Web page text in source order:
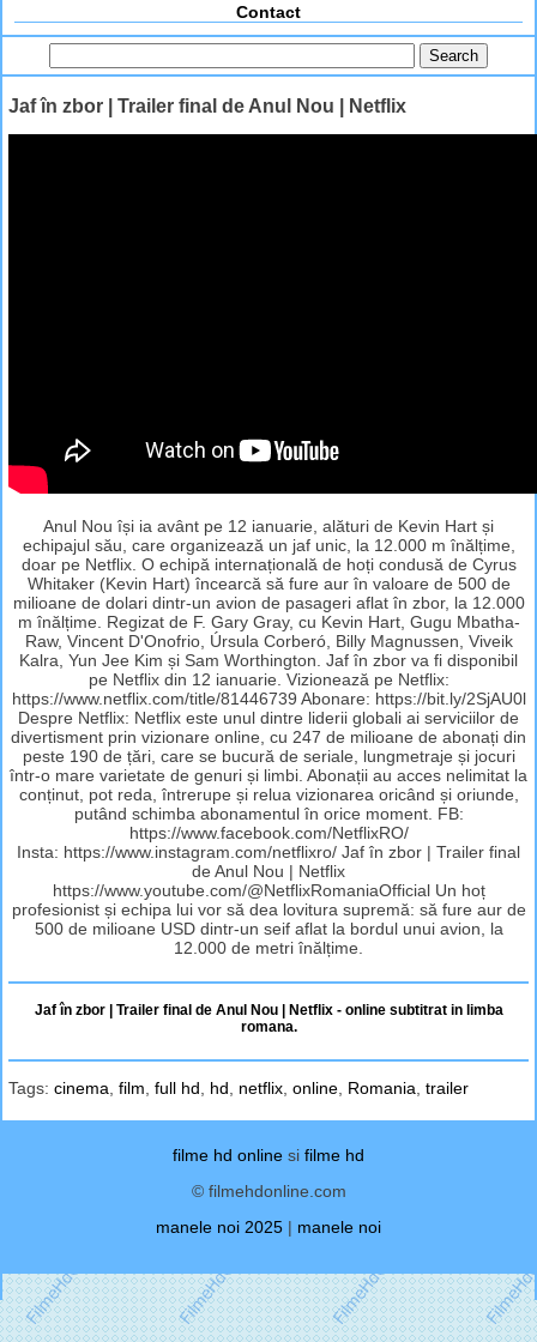
Contact
Jaf în zbor | Trailer final de Anul Nou | Netflix
Anul Nou își ia avânt pe 12 ianuarie, alături de Kevin Hart și
echipajul său, care organizează un jaf unic, la 12.000 m înălțime,
doar pe Netflix. O echipă internațională de hoți condusă de Cyrus
Whitaker (Kevin Hart) încearcă să fure aur în valoare de 500 de
milioane de dolari dintr-un avion de pasageri aflat în zbor, la 12.000
m înălțime. Regizat de F. Gary Gray, cu Kevin Hart, Gugu Mbatha-
Raw, Vincent D'Onofrio, Úrsula Corberó, Billy Magnussen, Viveik
Kalra, Yun Jee Kim și Sam Worthington. Jaf în zbor va fi disponibil
pe Netflix din 12 ianuarie. Vizionează pe Netflix:
https://www.netflix.com/title/81446739 Abonare: https://bit.ly/2SjAU0l
Despre Netflix: Netflix este unul dintre liderii globali ai serviciilor de
divertisment prin vizionare online, cu 247 de milioane de abonați din
peste 190 de țări, care se bucură de seriale, lungmetraje și jocuri
într-o mare varietate de genuri și limbi. Abonații au acces nelimitat la
conținut, pot reda, întrerupe și relua vizionarea oricând și oriunde,
putând schimba abonamentul în orice moment. FB:
https://www.facebook.com/NetflixRO/
Insta: https://www.instagram.com/netflixro/ Jaf în zbor | Trailer final
de Anul Nou | Netflix
https://www.youtube.com/@NetflixRomaniaOfficial Un hoț
profesionist și echipa lui vor să dea lovitura supremă: să fure aur de
500 de milioane USD dintr-un seif aflat la bordul unui avion, la
12.000 de metri înălțime.
Jaf în zbor | Trailer final de Anul Nou | Netflix - online subtitrat in limba
romana.
Tags: cinema film full hd hd netflix online Romania trailer
filme hd online si filme hd
© filmehdonline.com
manele noi 2025 | manele noi